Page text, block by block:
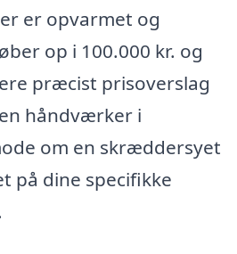
er opvarmet og
op i 100.000 kr. og
præcist prisoverslag
håndværker i
om en skræddersyet
på dine specifikke